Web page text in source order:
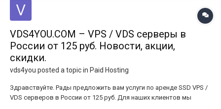
VDS4YOU.COM – VPS / VDS серверы в
России от 125 руб. Новости, акции,
скидки.
vds4you posted a topic in Paid Hosting
Здравствуйте. Рады предложить вам услуги по аренде SSD VPS /
VDS серверов в России от 125 руб. Для наших клиентов мы